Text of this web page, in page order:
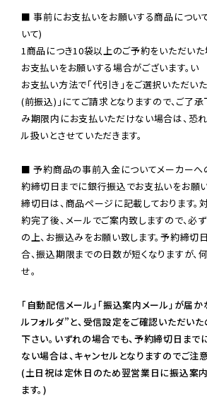
■ 事前にお支払いをお願いする商品につい
いて)
1商品につき10袋以上のご予約をいただい
お支払いをお願いする場合がございます。い
お支払い方法で「代引き」をご選択いただい
(前振込)」にてご請求となりますので、ご了承
み期限内にお支払いただけない場合は、恐
ル扱いとさせていただきます。
■ 予約商品の事前入金についてメーカーへ
約締切日までに銀行振込でお支払いをお願
締切日は、商品ページに記載しております。
約完了後、メールでご案内致しますので、必
の上、お振込みをお願い致します。予約締
合、振込期限までの日数が短くなりますが、
せ。
「自動配信メール」「振込案内メール」が届
ルフォルダ”と、受信設定をご確認いただい
下さい。いずれの場合でも、予約締切日まで
ない場合は、キャンセルとなりますのでご注
(土日祝は定休日のため翌営業日に振込案
ます。)